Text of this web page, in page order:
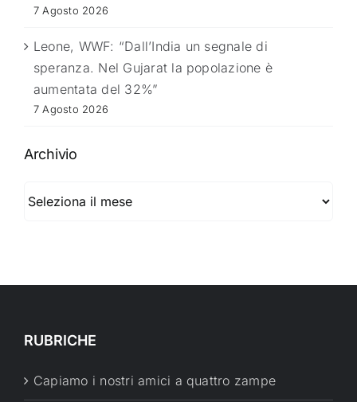
7 Agosto 2026
Leone, WWF: “Dall’India un segnale di
speranza. Nel Gujarat la popolazione è
aumentata del 32%”
7 Agosto 2026
Archivio
RUBRICHE
Capiamo i nostri amici a quattro zampe